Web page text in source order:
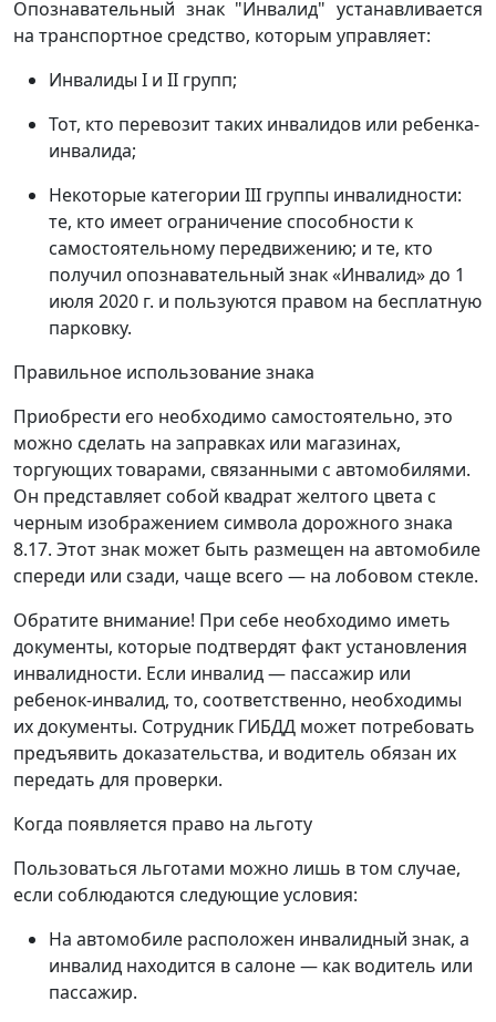
Опознавательный знак "Инвалид" устанавливается
на транспортное средство, которым управляет:
Инвалиды I и II групп;
Тот, кто перевозит таких инвалидов или ребенка-
инвалида;
Некоторые категории III группы инвалидности:
те, кто имеет ограничение способности к
самостоятельному передвижению; и те, кто
получил опознавательный знак «Инвалид» до 1
июля 2020 г. и пользуются правом на бесплатную
парковку.
Правильное использование знака
Приобрести его необходимо самостоятельно, это
можно сделать на заправках или магазинах,
торгующих товарами, связанными с автомобилями.
Он представляет собой квадрат желтого цвета с
черным изображением символа дорожного знака
8.17. Этот знак может быть размещен на автомобиле
спереди или сзади, чаще всего — на лобовом стекле.
Обратите внимание! При себе необходимо иметь
документы, которые подтвердят факт установления
инвалидности. Если инвалид — пассажир или
ребенок-инвалид, то, соответственно, необходимы
их документы. Сотрудник ГИБДД может потребовать
предъявить доказательства, и водитель обязан их
передать для проверки.
Когда появляется право на льготу
Пользоваться льготами можно лишь в том случае,
если соблюдаются следующие условия:
На автомобиле расположен инвалидный знак, а
инвалид находится в салоне — как водитель или
пассажир.